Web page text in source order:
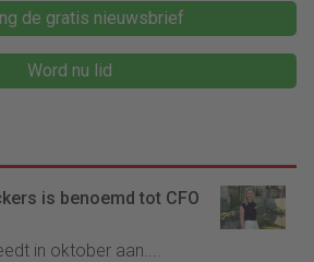
de gratis nieuwsbrief
Word nu lid
is benoemd tot CFO
in oktober aan....